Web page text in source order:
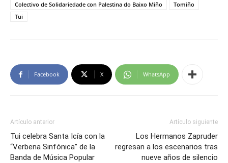
Colectivo de Solidariedade con Palestina do Baixo Miño
Tomiño
Tui
Facebook X WhatsApp
Artículo anterior
Tui celebra Santa Icía con la
“Verbena Sinfónica” de la
Banda de Música Popular
Artículo siguiente
Los Hermanos Zapruder
regresan a los escenarios tras
nueve años de silencio